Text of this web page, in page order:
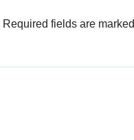
Required fields are marked